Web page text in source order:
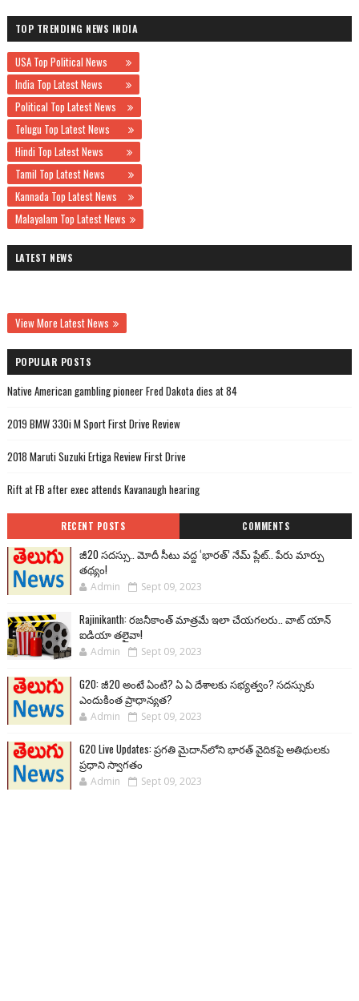
TOP TRENDING NEWS INDIA
USA Top Political News
India Top Latest News
Political Top Latest News
Telugu Top Latest News
Hindi Top Latest News
Tamil Top Latest News
Kannada Top Latest News
Malayalam Top Latest News
LATEST NEWS
View More Latest News
POPULAR POSTS
Native American gambling pioneer Fred Dakota dies at 84
2019 BMW 330i M Sport First Drive Review
2018 Maruti Suzuki Ertiga Review First Drive
Rift at FB after exec attends Kavanaugh hearing
RECENT POSTS COMMENTS
జీ20 సదస్సు.. మోదీ సీటు వద్ద ‘భారత్’ నేమ్ ప్లేట్‌.. పేరు మార్పు
తథ్యం!
Admin Sept 09, 2023
Rajinikanth: రజనీకాంత్ మాత్రమే ఇలా చేయగలరు.. వాట్ యాన్
ఐడియా తలైవా!
Admin Sept 09, 2023
G20: జీ20 అంటే ఏంటి? ఏ ఏ దేశాలకు సభ్యత్వం? సదస్సుకు
ఎందుకింత ప్రాధాన్యత?
Admin Sept 09, 2023
G20 Live Updates: ప్రగతి మైదాన్‌లోని భారత్ వైదికపై అతిథులకు
ప్రధాని స్వాగతం
Admin Sept 09, 2023